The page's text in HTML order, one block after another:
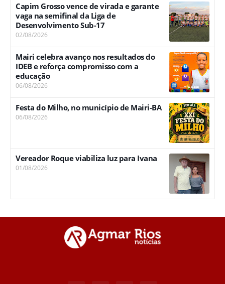
Capim Grosso vence de virada e garante
vaga na semifinal da Liga de
Desenvolvimento Sub-17
02/08/2026
Mairi celebra avanço nos resultados do
IDEB e reforça compromisso com a
educação
06/08/2026
Festa do Milho, no município de Mairi-BA
06/08/2026
Vereador Roque viabiliza luz para Ivana
01/08/2026